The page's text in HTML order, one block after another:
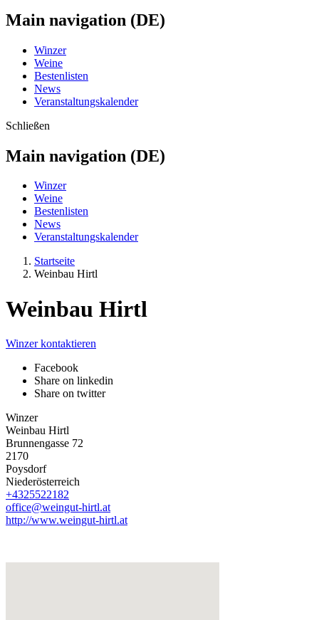
Main navigation (DE)
Winzer
Weine
Bestenlisten
News
Veranstaltungskalender
Schließen
Main navigation (DE)
Winzer
Weine
Bestenlisten
News
Veranstaltungskalender
Startseite
Weinbau Hirtl
Weinbau Hirtl
Winzer kontaktieren
Facebook
Share on linkedin
Share on twitter
Winzer
Weinbau Hirtl
Brunnengasse 72
2170
Poysdorf
Niederösterreich
+4325522182
office@weingut-hirtl.at
http://www.weingut-hirtl.at